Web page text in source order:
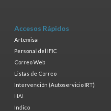
Accesos Rápidos
Artemisa
Personal del IFIC
Correo Web
Listas de Correo
Intervención (Autoservicio IRT)
HAL
Indico